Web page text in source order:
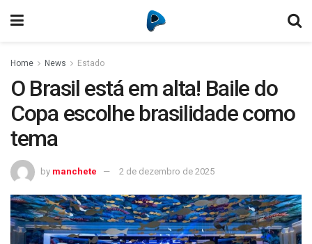
Home News Estado
O Brasil está em alta! Baile do
Copa escolhe brasilidade como
tema
by manchete 2 de dezembro de 2025